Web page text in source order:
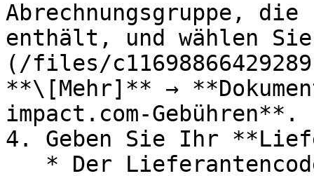
Abrechnungsgruppe, die
enthält, und wählen
(/files/
**\[Mehr]** →
impact.com-Gebühren**.
4. Geben Sie Ihr